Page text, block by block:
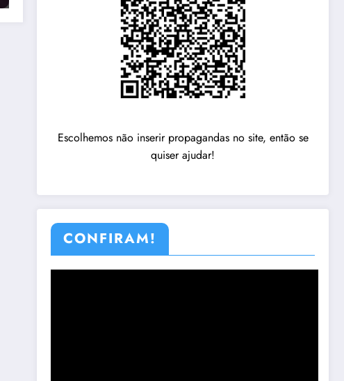
Escolhemos não inserir propagandas no site, então se
quiser ajudar!
CONFIRAM!